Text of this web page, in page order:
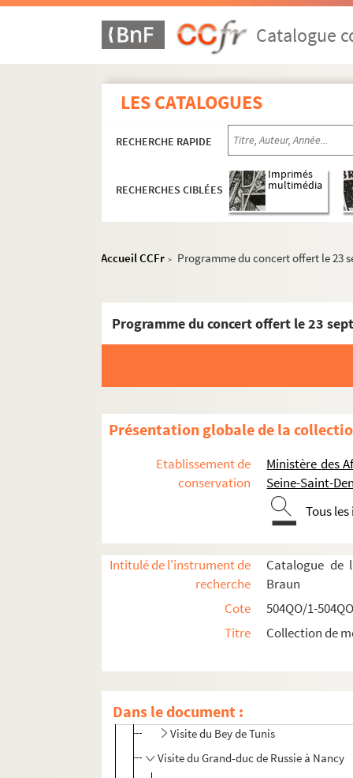
Catalogue
LES CATALOGUES
RECHERCHE RAPIDE
RECHERCHES CIBLÉES
Imprimés
multimédia
Accueil CCFr > Programme du concert offert le 23
Programme du concert offert le 23
Présentation globale de la
Etablissement de
conservation
Ministère des
Seine-Saint-
Tous
Intitulé de l'instrument de
recherche
Catalogue de
Braun
Cote
504QO/1-
Titre
Collection de
Dans le document :
Réceptions données par ou pour les
Réceptions données par le ministère des
Réceptions et voyages présidentiels
Voyages étrangers en France
504QO/14. Shah de Perse, escadre
504QO/17. Bey de Tunis, Grand duc de
Visite du Bey de Tunis
Visite du Grand-duc de Russie à Nancy